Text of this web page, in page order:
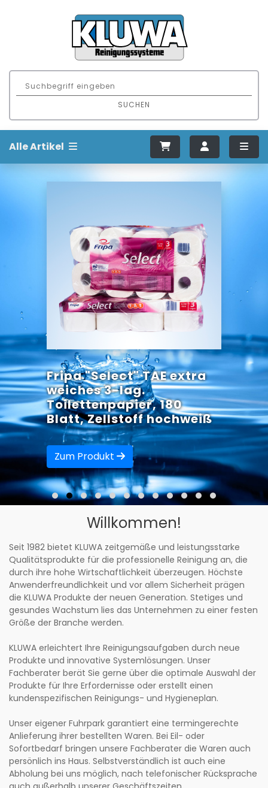
SUCHEN
Alle Artikel
Fripa "Select" TAE extra
weiches 3-lag.
Toilettenpapier, 180
Blatt, Zellstoff hochweiß
Zum Produkt
Willkommen!
Seit 1982 bietet KLUWA zeitgemäße und leistungsstarke
Qualitätsprodukte für die professionelle Reinigung an, die
durch ihre hohe Wirtschaftlichkeit überzeugen. Höchste
Anwenderfreundlichkeit und vor allem Sicherheit prägen
die KLUWA Produkte der neuen Generation. Stetiges und
gesundes Wachstum lies das Unternehmen zu einer festen
Größe der Branche werden.
KLUWA erleichtert Ihre Reinigungsaufgaben durch neue
Produkte und innovative Systemlösungen. Unser
Fachberater berät Sie gerne über die optimale Auswahl der
Produkte für Ihre Erfordernisse oder erstellt einen
kundenspezifischen Reinigungs- und Hygieneplan.
Unser eigener Fuhrpark garantiert eine termingerechte
Anlieferung ihrer bestellten Waren. Bei Eil- oder
Sofortbedarf bringen unsere Fachberater die Waren auch
persönlich ins Haus. Selbstverständlich ist auch eine
Abholung bei uns möglich, nach telefonischer Rücksprache